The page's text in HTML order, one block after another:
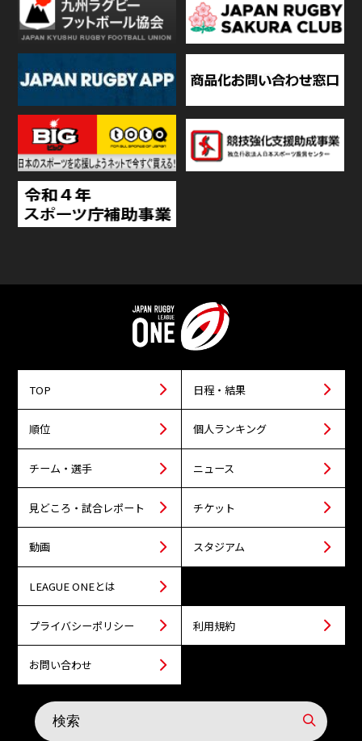
TOP 日程・結果
順位 個人ランキング
チーム・選手 ニュース
見どころ・試合レポート チケット
動画 スタジアム
LEAGUE ONEとは
プライバシーポリシー 利用規約
お問い合わせ